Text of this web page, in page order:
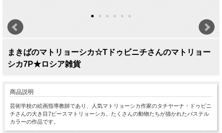
まきばのマトリョーシカ☆Tドゥビニチさんのマトリョー
シカ7P★ロシア雑貨
商品説明
芸術学校の絵画指導教師であり、人気マトリョーシカ作家のタチヤーナ・ドゥビニ
チさんの大き目7ピースマトリョーシカ。たくさんの動物たちが描かれたパステル
カラーの作品です。